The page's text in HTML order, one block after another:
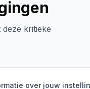
kritieke
over jouw